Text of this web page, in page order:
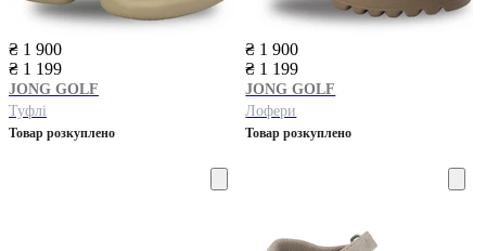
₴ 1 900
₴ 1 199
JONG GOLF
Туфлі
Товар розкуплено
₴ 1 900
₴ 1 199
JONG GOLF
Лофери
Товар розкуплено